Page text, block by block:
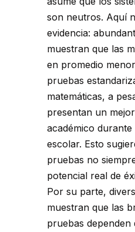
son neutros. Aquí
evidencia:
muestran que las
en promedio
pruebas
matemáticas, a
presentan un
académico
escolar. Esto
pruebas no
potencial real de
Por su parte,
muestran que las
pruebas dependen